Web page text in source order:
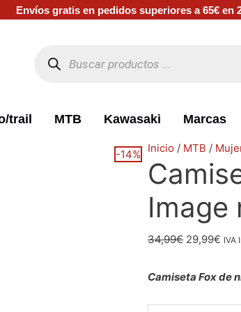
Envíos gratis en pedidos superiores a 65€ en
productos
trail MTB Kawasaki Marcas
-14% Inicio / MTB /
Image
34,99€
El
precio
original
era:
34,99€.
29,99€
El
es:
IVA
Camiseta Fox de
Camiseta
Fox
niño
Ranger
Image
cantidad
El
precio
El
precio
El
precio